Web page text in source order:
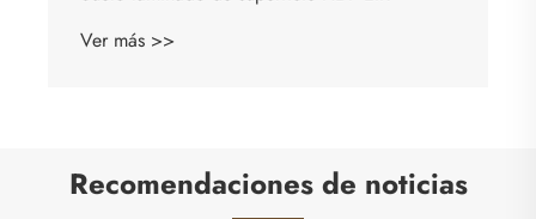
Ver más >>
Recomendaciones de noticias